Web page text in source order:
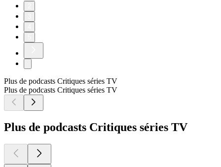
Plus de podcasts Critiques séries TV
Plus de podcasts Critiques séries TV
Plus de podcasts Critiques séries TV